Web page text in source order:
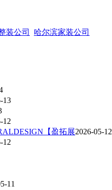
装公司 哈尔滨家装公司
13
12
【盈拓展2026-05-12
12
11